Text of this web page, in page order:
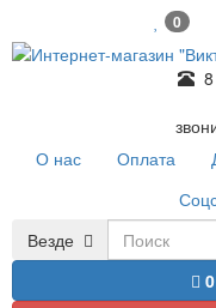
0
О нас
Оплата
Везде
0